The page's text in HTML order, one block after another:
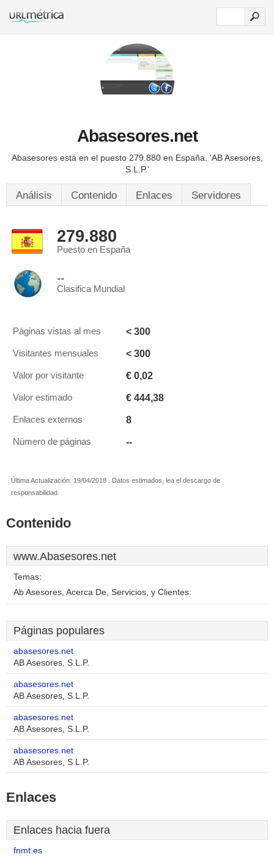
Abasesores.net
Abasesores está en el puesto 279.880 en España. 'AB Asesores,
S.L.P.'
Análisis Contenido Enlaces Servidores
279.880
Puesto en España
--
Clasifica Mundial
Páginas vistas al mes < 300
Visitantes mensuales < 300
Valor por visitante € 0,02
Valor estimado € 444,38
Enlaces externos 8
Número de páginas --
Última Actualización: 19/04/2018 . Datos estimados, lea el descargo de
responsabilidad.
Contenido
www.Abasesores.net
Temas:
Ab Asesores, Acerca De, Servicios, y Clientes.
Páginas populares
abasesores.net
AB Asesores, S.L.P.
abasesores.net
AB Asesores, S.L.P.
abasesores.net
AB Asesores, S.L.P.
abasesores.net
AB Asesores, S.L.P.
Enlaces
Enlaces hacia fuera
fnmt.es